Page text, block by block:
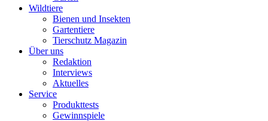
Wildtiere
Bienen und Insekten
Gartentiere
Tierschutz Magazin
Über uns
Redaktion
Interviews
Aktuelles
Service
Produkttests
Gewinnspiele